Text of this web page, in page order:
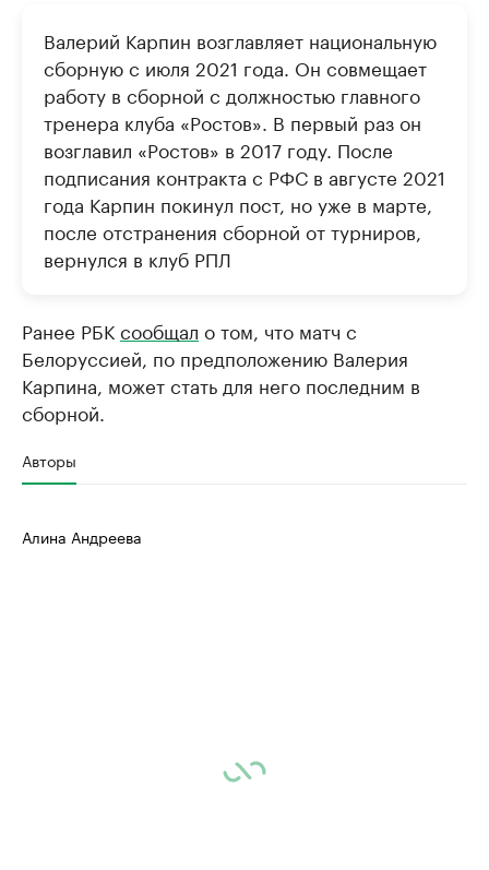
Валерий Карпин возглавляет национальную
сборную с июля 2021 года. Он совмещает
работу в сборной с должностью главного
тренера клуба «Ростов». В первый раз он
возглавил «Ростов» в 2017 году. После
подписания контракта с РФС в августе 2021
года Карпин покинул пост, но уже в марте,
после отстранения сборной от турниров,
вернулся в клуб РПЛ
Ранее РБКсообщал о том, что матч с
Белоруссией, по предположению Валерия
Карпина, может стать для него последним в
сборной.
Авторы
Алина Андреева